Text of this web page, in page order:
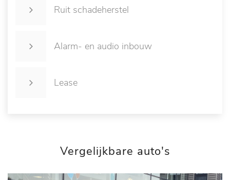
Ruit schadeherstel
Alarm- en audio inbouw
Lease
Vergelijkbare auto's